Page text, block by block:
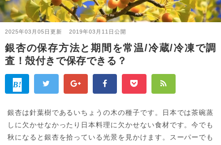
2025年03月05日更新 2019年03月11日公開
銀杏の保存方法と期間を常温/冷蔵/冷凍で調
査！殻付きで保存できる？
銀杏は針葉樹であるいちょうの木の種子です。日本では茶碗蒸
しに欠かせなかったり日本料理に欠かせない食材です。今でも
秋になると銀杏を拾っている光景を見かけます。スーパーでも